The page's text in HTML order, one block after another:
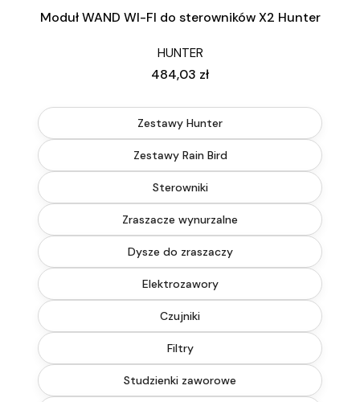
Moduł WAND WI-FI do sterowników X2 Hunter
HUNTER
Cena
484,03 zł
Zestawy Hunter
Zestawy Rain Bird
Sterowniki
Zraszacze wynurzalne
Dysze do zraszaczy
Elektrozawory
Czujniki
Filtry
Studzienki zaworowe